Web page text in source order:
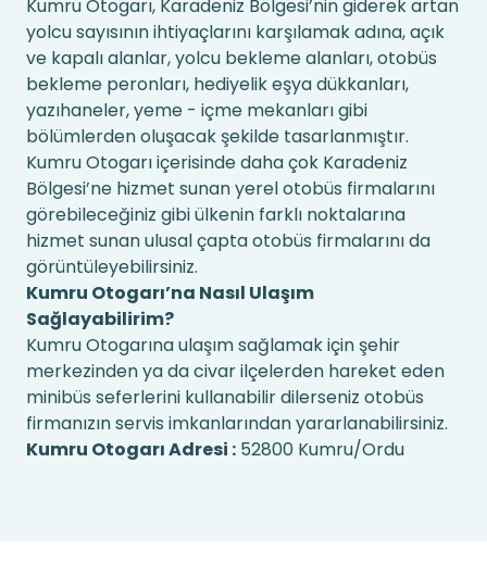
Kumru Otogarı, Karadeniz Bölgesi’nin giderek artan
yolcu sayısının ihtiyaçlarını karşılamak adına, açık
ve kapalı alanlar, yolcu bekleme alanları, otobüs
bekleme peronları, hediyelik eşya dükkanları,
yazıhaneler, yeme - içme mekanları gibi
bölümlerden oluşacak şekilde tasarlanmıştır.
Kumru Otogarı içerisinde daha çok Karadeniz
Bölgesi’ne hizmet sunan yerel otobüs firmalarını
görebileceğiniz gibi ülkenin farklı noktalarına
hizmet sunan ulusal çapta otobüs firmalarını da
görüntüleyebilirsiniz.
Kumru Otogarı’na Nasıl Ulaşım
Sağlayabilirim?
Kumru Otogarına ulaşım sağlamak için şehir
merkezinden ya da civar ilçelerden hareket eden
minibüs seferlerini kullanabilir dilerseniz otobüs
firmanızın servis imkanlarından yararlanabilirsiniz.
Kumru Otogarı Adresi : 52800 Kumru/Ordu